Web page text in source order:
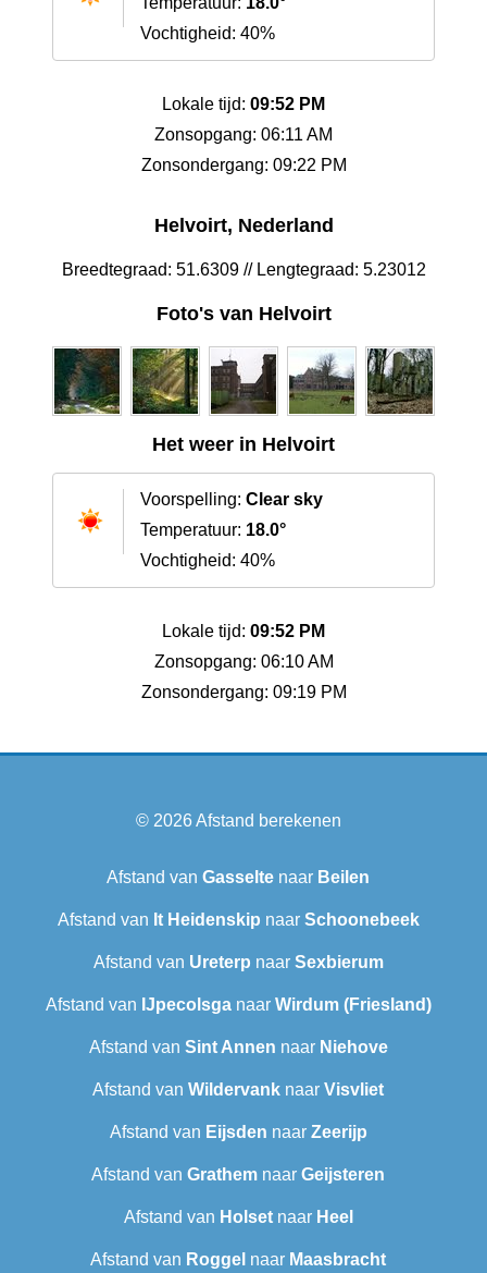
Vochtigheid: 40%
Lokale tijd: 09:52 PM
Zonsopgang: 06:11 AM
Zonsondergang: 09:22 PM
Helvoirt, Nederland
Breedtegraad: 51.6309 // Lengtegraad: 5.23012
Foto's van Helvoirt
Het weer in Helvoirt
Voorspelling: Clear sky
Temperatuur: 18.0°
Vochtigheid: 40%
Lokale tijd: 09:52 PM
Zonsopgang: 06:10 AM
Zonsondergang: 09:19 PM
© 2026Afstand berekenen
Afstand van Gasselte naar Beilen
Afstand van It Heidenskip naar Schoonebeek
Afstand van Ureterp naar Sexbierum‎
Afstand van IJpecolsganaar Wirdum (Friesland)
Afstand van Sint Annen naar Niehove
Afstand van Wildervank naar Visvliet
Afstand van Eijsden naar Zeerijp
Afstand van Grathem naar Geijsteren
Afstand van Holsetnaar Heel
Afstand van Roggel naar Maasbracht